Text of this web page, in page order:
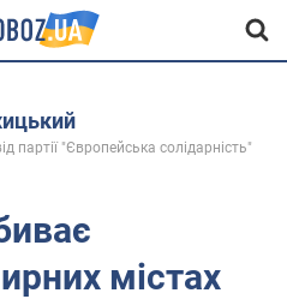
партії "Європейська солідарність"
містах